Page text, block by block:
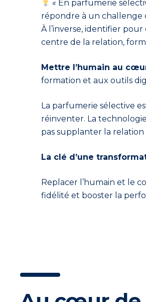
« En parfumerie
répondre à un challenge
À l’inverse, identifier
centre de la relation,
Mettre l’humain au
formation et aux outils
La parfumerie sélective
réinventer. La
pas supplanter la relation
La clé d’une
Replacer l’humain et le
fidélité et booster la